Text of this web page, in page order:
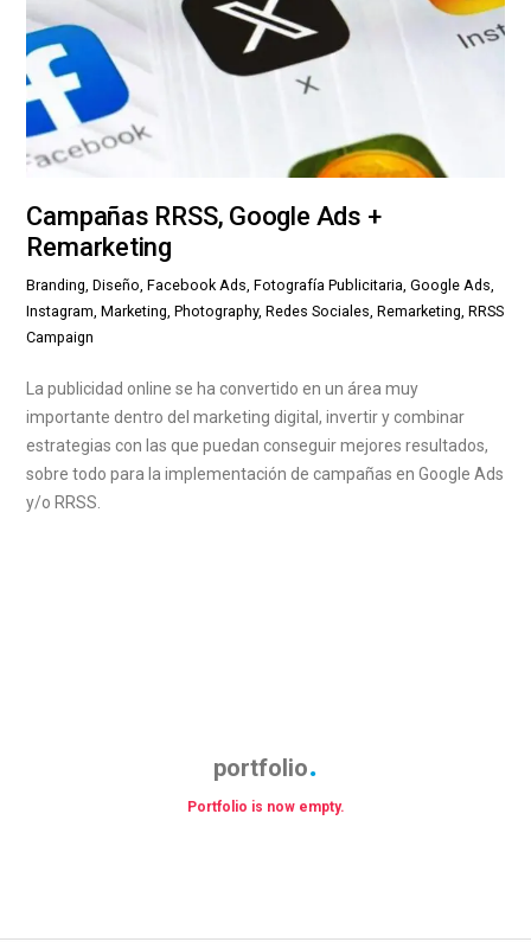
Campañas RRSS, Google Ads +
Remarketing
Branding, Diseño, Facebook Ads, Fotografía Publicitaria, Google Ads,
Instagram, Marketing, Photography, Redes Sociales, Remarketing, RRSS
Campaign
La publicidad online se ha convertido en un área muy
importante dentro del marketing digital, invertir y combinar
estrategias con las que puedan conseguir mejores resultados,
sobre todo para la implementación de campañas en Google Ads
y/o RRSS.
portfolio
Portfolio is now empty.